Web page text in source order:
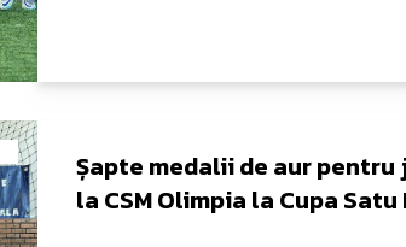
Șapte medalii de aur pentru
la CSM Olimpia la Cupa Satu